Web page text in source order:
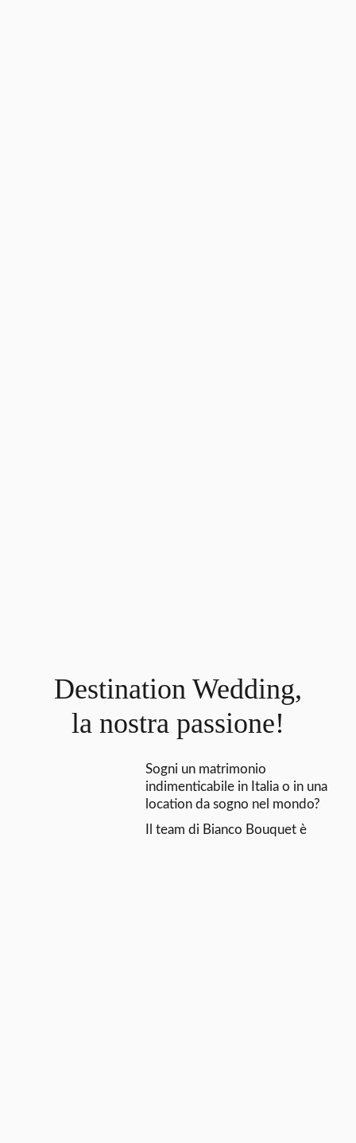
Destination Wedding,
la nostra passione!
Sogni un matrimonio
indimenticabile in Italia o in una
location da sogno nel mondo?
Il team di Bianco Bouquet è